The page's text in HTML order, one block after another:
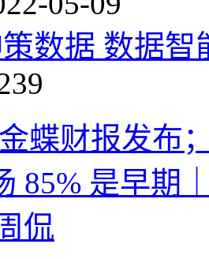
数据 数据智